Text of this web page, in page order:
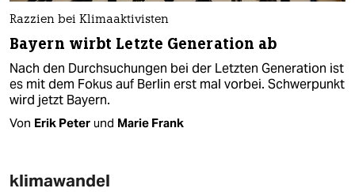
Razzien bei Klimaaktivisten
Bayern wirbt Letzte Generation ab
Nach den Durchsuchungen bei der Letzten Generation ist
es mit dem Fokus auf Berlin erst mal vorbei. Schwerpunkt
wird jetzt Bayern.
Von Erik Peter und Marie Frank
klimawandel